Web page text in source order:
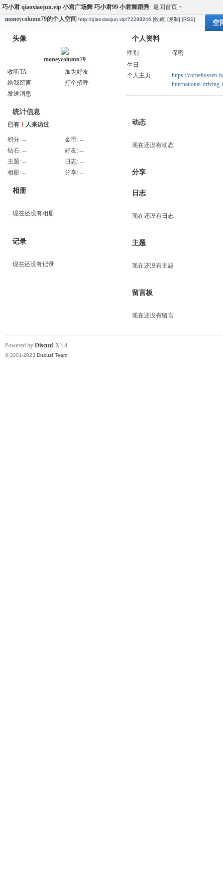
巧小君 qiaoxiaojun.vip 小君广场舞 巧小君99 小君舞蹈秀 返回首页
moneycolumn79的个人空间 http://qiaoxiaojun.vip/?2288246 [收藏] [复制] [RSS] 空
头像
moneycolumn79
收听TA
加为好友
给我留言
打个招呼
发送消息
统计信息
已有 1 人来访过
积分: -- 金币: --
钻石: -- 好友: --
主题: -- 日志: --
相册: -- 分享: --
相册
现在还没有相册
记录
现在还没有记录
个人资料
性别
保密
生日
个人主页
https://corneliussen-
international-
动态
现在还没有动态
分享
日志
现在还没有日志
主题
现在还没有主题
留言板
现在还没有留言
Powered by Discuz! X3.4
© 2001-2023 Discuz! Team